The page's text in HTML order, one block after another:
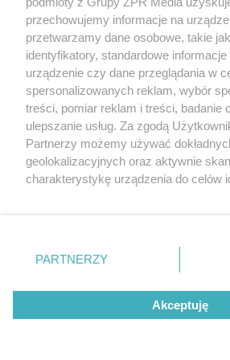
TOUR DE POLOGNE 2026
Dramat kolarzy na 4.
Pologne. Peleton
przechowujemy informacje na
przetwarzamy dane osobowe, takie
identyfikatory, standardowe informacje
urządzenie czy dane przeglądania w
spersonalizowanych reklam, wybór
treści, pomiar reklam i treści, badanie
ulepszanie usług. Za zgodą
Partnerzy możemy używać
geolokalizacyjnych oraz aktywnie
charakterystykę urządzenia do celów
zmienić/wycofać klikając przycisk
znajdujący się w lewym dolnym rogu
rodzaje przetwarzania danych nie
użytkownika, ale masz prawo
przetwarzaniu. Preferencje będą
PARTNERZY
Akceptuję